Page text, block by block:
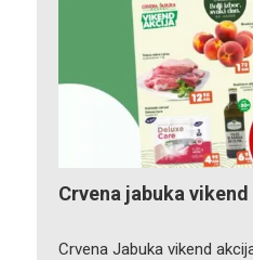
Crvena jabuka
Crvena Jabuka vikend